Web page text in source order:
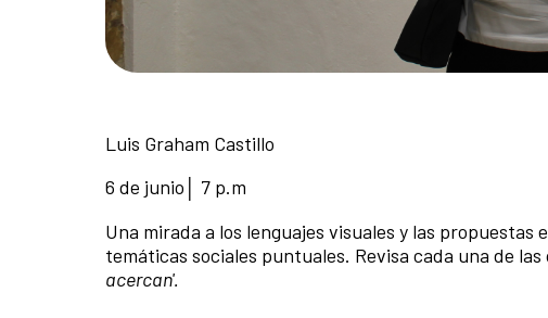
Luis Graham Castillo
6 de junio│ 7 p.m
Una mirada a los lenguajes visuales y las
temáticas sociales puntuales. Revisa cada una de
acercan'.